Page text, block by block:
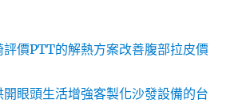
評價PTT的解熱方案改善腹部拉皮價
開眼頭生活增強客製化沙發設備的台